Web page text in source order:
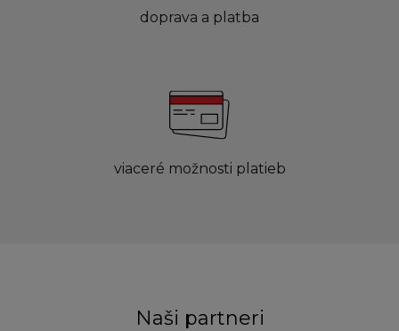
doprava a platba
viaceré možnosti platieb
Naši partneri